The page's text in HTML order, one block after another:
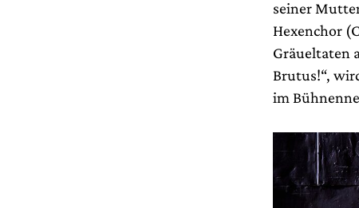
seiner
Hexenchor
Gräueltaten
Brutus!“,
im